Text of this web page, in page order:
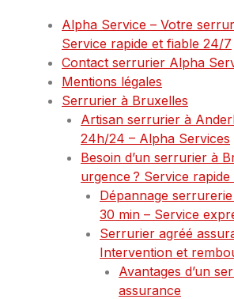
Alpha Service – Votre
Service rapide et fiable 24/7
Contact serrurier Alpha
Mentions légales
Serrurier à Bruxelles
Artisan serrurier à
24h/24 – Alpha Services
Besoin d’un serrurier à
urgence ? Service
Dépannage
30 min – Service
Serrurier agréé
Intervention et
Avantages d’un
assurance